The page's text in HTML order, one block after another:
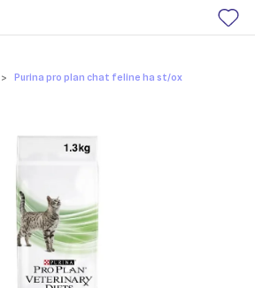
Purina pro plan chat feline ha st/ox